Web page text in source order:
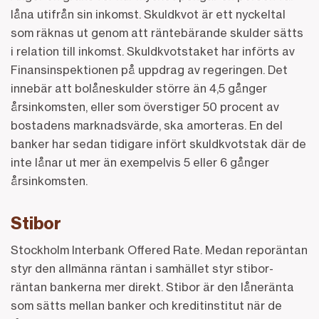
låna utifrån sin inkomst. Skuldkvot är ett nyckeltal
som räknas ut genom att räntebärande skulder sätts
i relation till inkomst. Skuldkvotstaket har införts av
Finansinspektionen på uppdrag av regeringen. Det
innebär att bolåneskulder större än 4,5 gånger
årsinkomsten, eller som överstiger 50 procent av
bostadens marknadsvärde, ska amorteras. En del
banker har sedan tidigare infört skuldkvotstak där de
inte lånar ut mer än exempelvis 5 eller 6 gånger
årsinkomsten.
Stibor
Stockholm Interbank Offered Rate. Medan reporäntan
styr den allmänna räntan i samhället styr stibor-
räntan bankerna mer direkt. Stibor är den låneränta
som sätts mellan banker och kreditinstitut när de